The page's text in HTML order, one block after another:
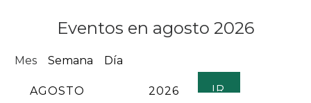
Contacto
Search Site
Eventos en agosto 2026
Mes Semana Día
MES
AÑO